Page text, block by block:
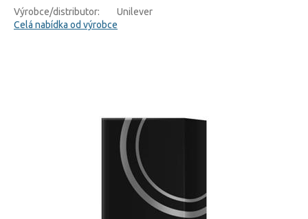
Výrobce/distributor:
Unilever
Celá nabídka od výrobce